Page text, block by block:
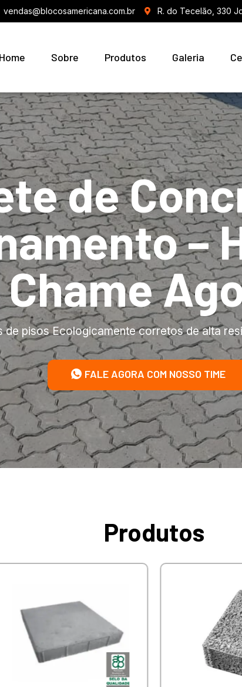
vendas@blocosamericana.com.br R. do Tecelão, 330
Home Sobre Produtos Galeria
de
–
Chame
de pisos Ecologicamente corretos de alta
FALE AGORA COM NOSSO TIME
Produtos